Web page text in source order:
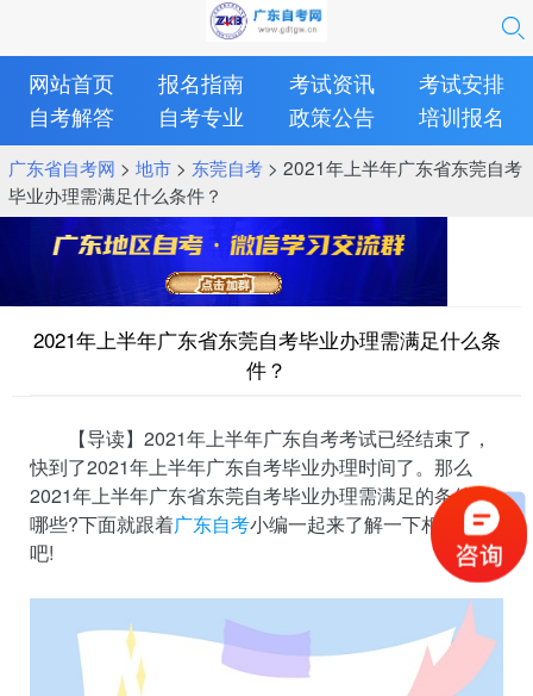
网站首页 报名指南 考试资讯
考试安排
自考解答
自考专业 政策公告 培训报名
广东省自考网 > 地市> 东莞自考> 2021年上半年广东省东莞自考
毕业办理需满足什么条件？
2021年上半年广东省东莞自考毕业办理需满足什么条
件？
【导读】2021年上半年广东自考考试已经结束了，
快到了2021年上半年广东自考毕业办理时间了。那么
2021年上半年广东省东莞自考毕业办理需满足的条件有
哪些?下面就跟着广东自考小编一起来了解一下相关资讯
吧!